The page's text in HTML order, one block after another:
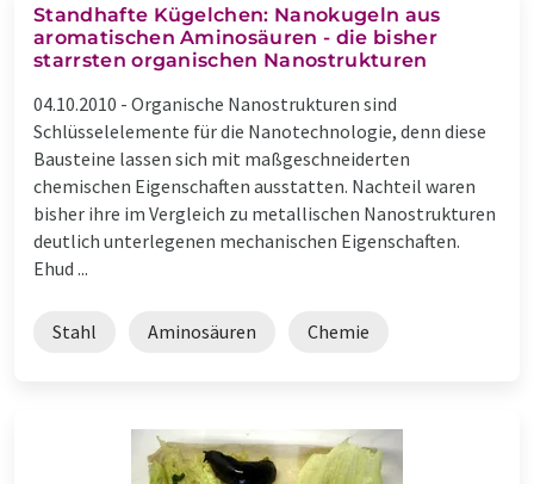
Standhafte Kügelchen: Nanokugeln aus
aromatischen Aminosäuren - die bisher
starrsten organischen Nanostrukturen
04.10.2010 - Organische Nanostrukturen sind
Schlüsselelemente für die Nanotechnologie, denn diese
Bausteine lassen sich mit maßgeschneiderten
chemischen Eigenschaften ausstatten. Nachteil waren
bisher ihre im Vergleich zu metallischen Nanostrukturen
deutlich unterlegenen mechanischen Eigenschaften.
Ehud ...
Stahl Aminosäuren Chemie